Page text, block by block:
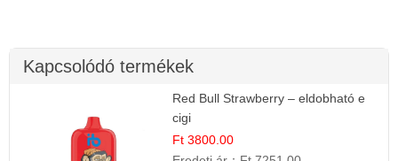
Kapcsolódó termékek
Red Bull Strawberry – eldobható e
cigi
Ft 3800.00